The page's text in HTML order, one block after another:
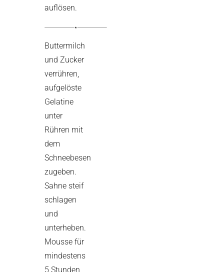
auflösen.
Buttermilch
und Zucker
verrühren,
aufgelöste
Gelatine
unter
Rühren mit
dem
Schneebesen
zugeben.
Sahne steif
schlagen
und
unterheben.
Mousse für
mindestens
5 Stunden